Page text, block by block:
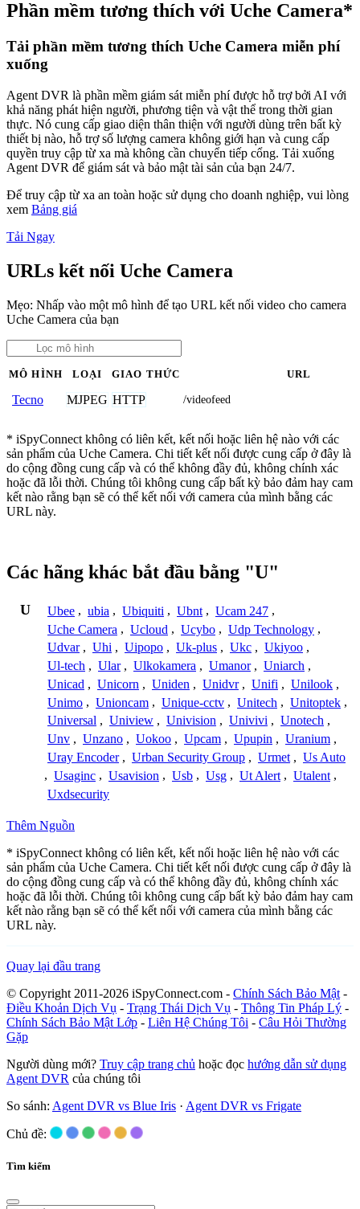
Phần mềm tương thích với Uche Camera*
Tải phần mềm tương thích Uche Camera miễn phí
xuống
Agent DVR là phần mềm giám sát miễn phí được hỗ trợ bởi AI với
khả năng phát hiện người, phương tiện và vật thể trong thời gian
thực. Nó cung cấp giao diện thân thiện với người dùng trên bất kỳ
thiết bị nào, hỗ trợ số lượng camera không giới hạn và cung cấp
quyền truy cập từ xa mà không cần chuyển tiếp cổng. Tải xuống
Agent DVR để giám sát và bảo mật tài sản của bạn 24/7.
Để truy cập từ xa an toàn hoặc sử dụng cho doanh nghiệp, vui lòng
xem Bảng giá
Tải Ngay
URLs kết nối Uche Camera
Mẹo: Nhấp vào một mô hình để tạo URL kết nối video cho camera
Uche Camera của bạn
MÔ HÌNH LOẠI GIAO THỨC URL
Tecno MJPEG HTTP /videofeed
* iSpyConnect không có liên kết, kết nối hoặc liên hệ nào với các
sản phẩm của Uche Camera. Chi tiết kết nối được cung cấp ở đây là
do cộng đồng cung cấp và có thể không đầy đủ, không chính xác
hoặc đã lỗi thời. Chúng tôi không cung cấp bất kỳ bảo đảm hay cam
kết nào rằng bạn sẽ có thể kết nối với camera của mình bằng các
URL này.
Các hãng khác bắt đầu bằng "U"
U Ubee , ubia , Ubiquiti , Ubnt , Ucam 247 ,
Uche Camera , Ucloud , Ucybo , Udp Technology ,
Udvar , Uhi , Uipopo , Uk-plus , Ukc , Ukiyoo ,
Ul-tech , Ular , Ulkokamera , Umanor , Uniarch ,
Unicad , Unicorn , Uniden , Unidvr , Unifi , Unilook ,
Unimo , Unioncam , Unique-cctv , Unitech , Unitoptek ,
Universal , Uniview , Univision , Univivi , Unotech ,
Unv , Unzano , Uokoo , Upcam , Upupin , Uranium ,
Uray Encoder , Urban Security Group , Urmet , Us Auto
, Usaginc , Usavision , Usb , Usg , Ut Alert , Utalent ,
Uxdsecurity
Thêm Nguồn
* iSpyConnect không có liên kết, kết nối hoặc liên hệ nào với các
sản phẩm của Uche Camera. Chi tiết kết nối được cung cấp ở đây là
do cộng đồng cung cấp và có thể không đầy đủ, không chính xác
hoặc đã lỗi thời. Chúng tôi không cung cấp bất kỳ bảo đảm hay cam
kết nào rằng bạn sẽ có thể kết nối với camera của mình bằng các
URL này.
Quay lại đầu trang
© Copyright 2011-2026 iSpyConnect.com - Chính Sách Bảo Mật -
Điều Khoản Dịch Vụ - Trạng Thái Dịch Vụ - Thông Tin Pháp Lý -
Chính Sách Bảo Mật Lớp - Liên Hệ Chúng Tôi - Câu Hỏi Thường
Gặp
Người dùng mới? Truy cập trang chủ hoặc đọc hướng dẫn sử dụng
Agent DVR của chúng tôi
So sánh: Agent DVR vs Blue Iris · Agent DVR vs Frigate
Chủ đề:
Tìm kiếm